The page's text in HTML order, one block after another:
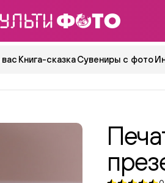
Книга-сказка Сувениры с фото